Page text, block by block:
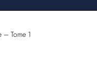
– Tome 1